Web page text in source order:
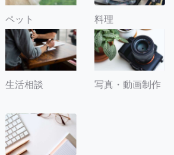
ペット 料理
生活相談 写真・動画制作